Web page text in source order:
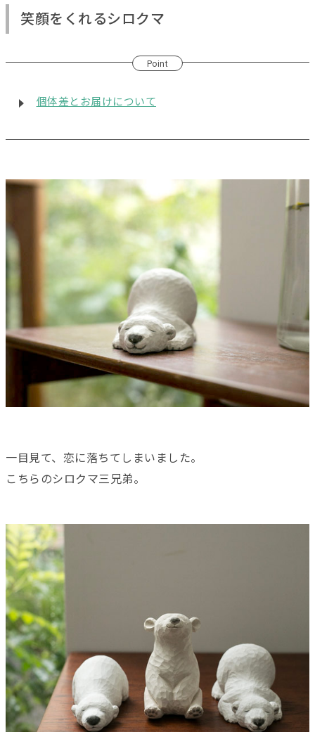
笑顔をくれるシロクマ
Point
個体差とお届けについて
一目見て、恋に落ちてしまいました。
こちらのシロクマ三兄弟。